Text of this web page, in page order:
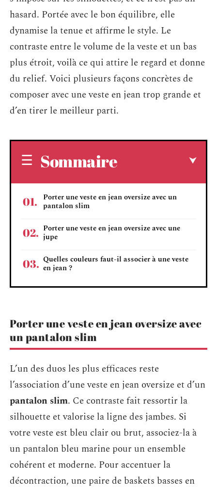
hasard. Portée avec le bon équilibre, elle
dynamise la tenue et affirme le style. Le
contraste entre le volume de la veste et un bas
plus étroit, voilà ce qui attire le regard et donne
du relief. Voici plusieurs façons concrètes de
composer avec une veste en jean trop grande et
d’en tirer le meilleur parti.
Sommaire
Porter une veste en jean oversize avec un
pantalon slim
Porter une veste en jean oversize avec une
jupe
Quelles couleurs faut-il associer à une veste
en jean ?
Porter une veste en jean oversize avec
un pantalon slim
L’un des duos les plus efficaces reste
l’association d’une veste en jean oversize et d’un
pantalon slim. Ce contraste fait ressortir la
silhouette et valorise la ligne des jambes. Si
votre veste est bleu clair ou brut, associez-la à
un pantalon bleu marine pour un ensemble
cohérent et moderne. Pour accentuer la
décontraction, une paire de baskets basses en